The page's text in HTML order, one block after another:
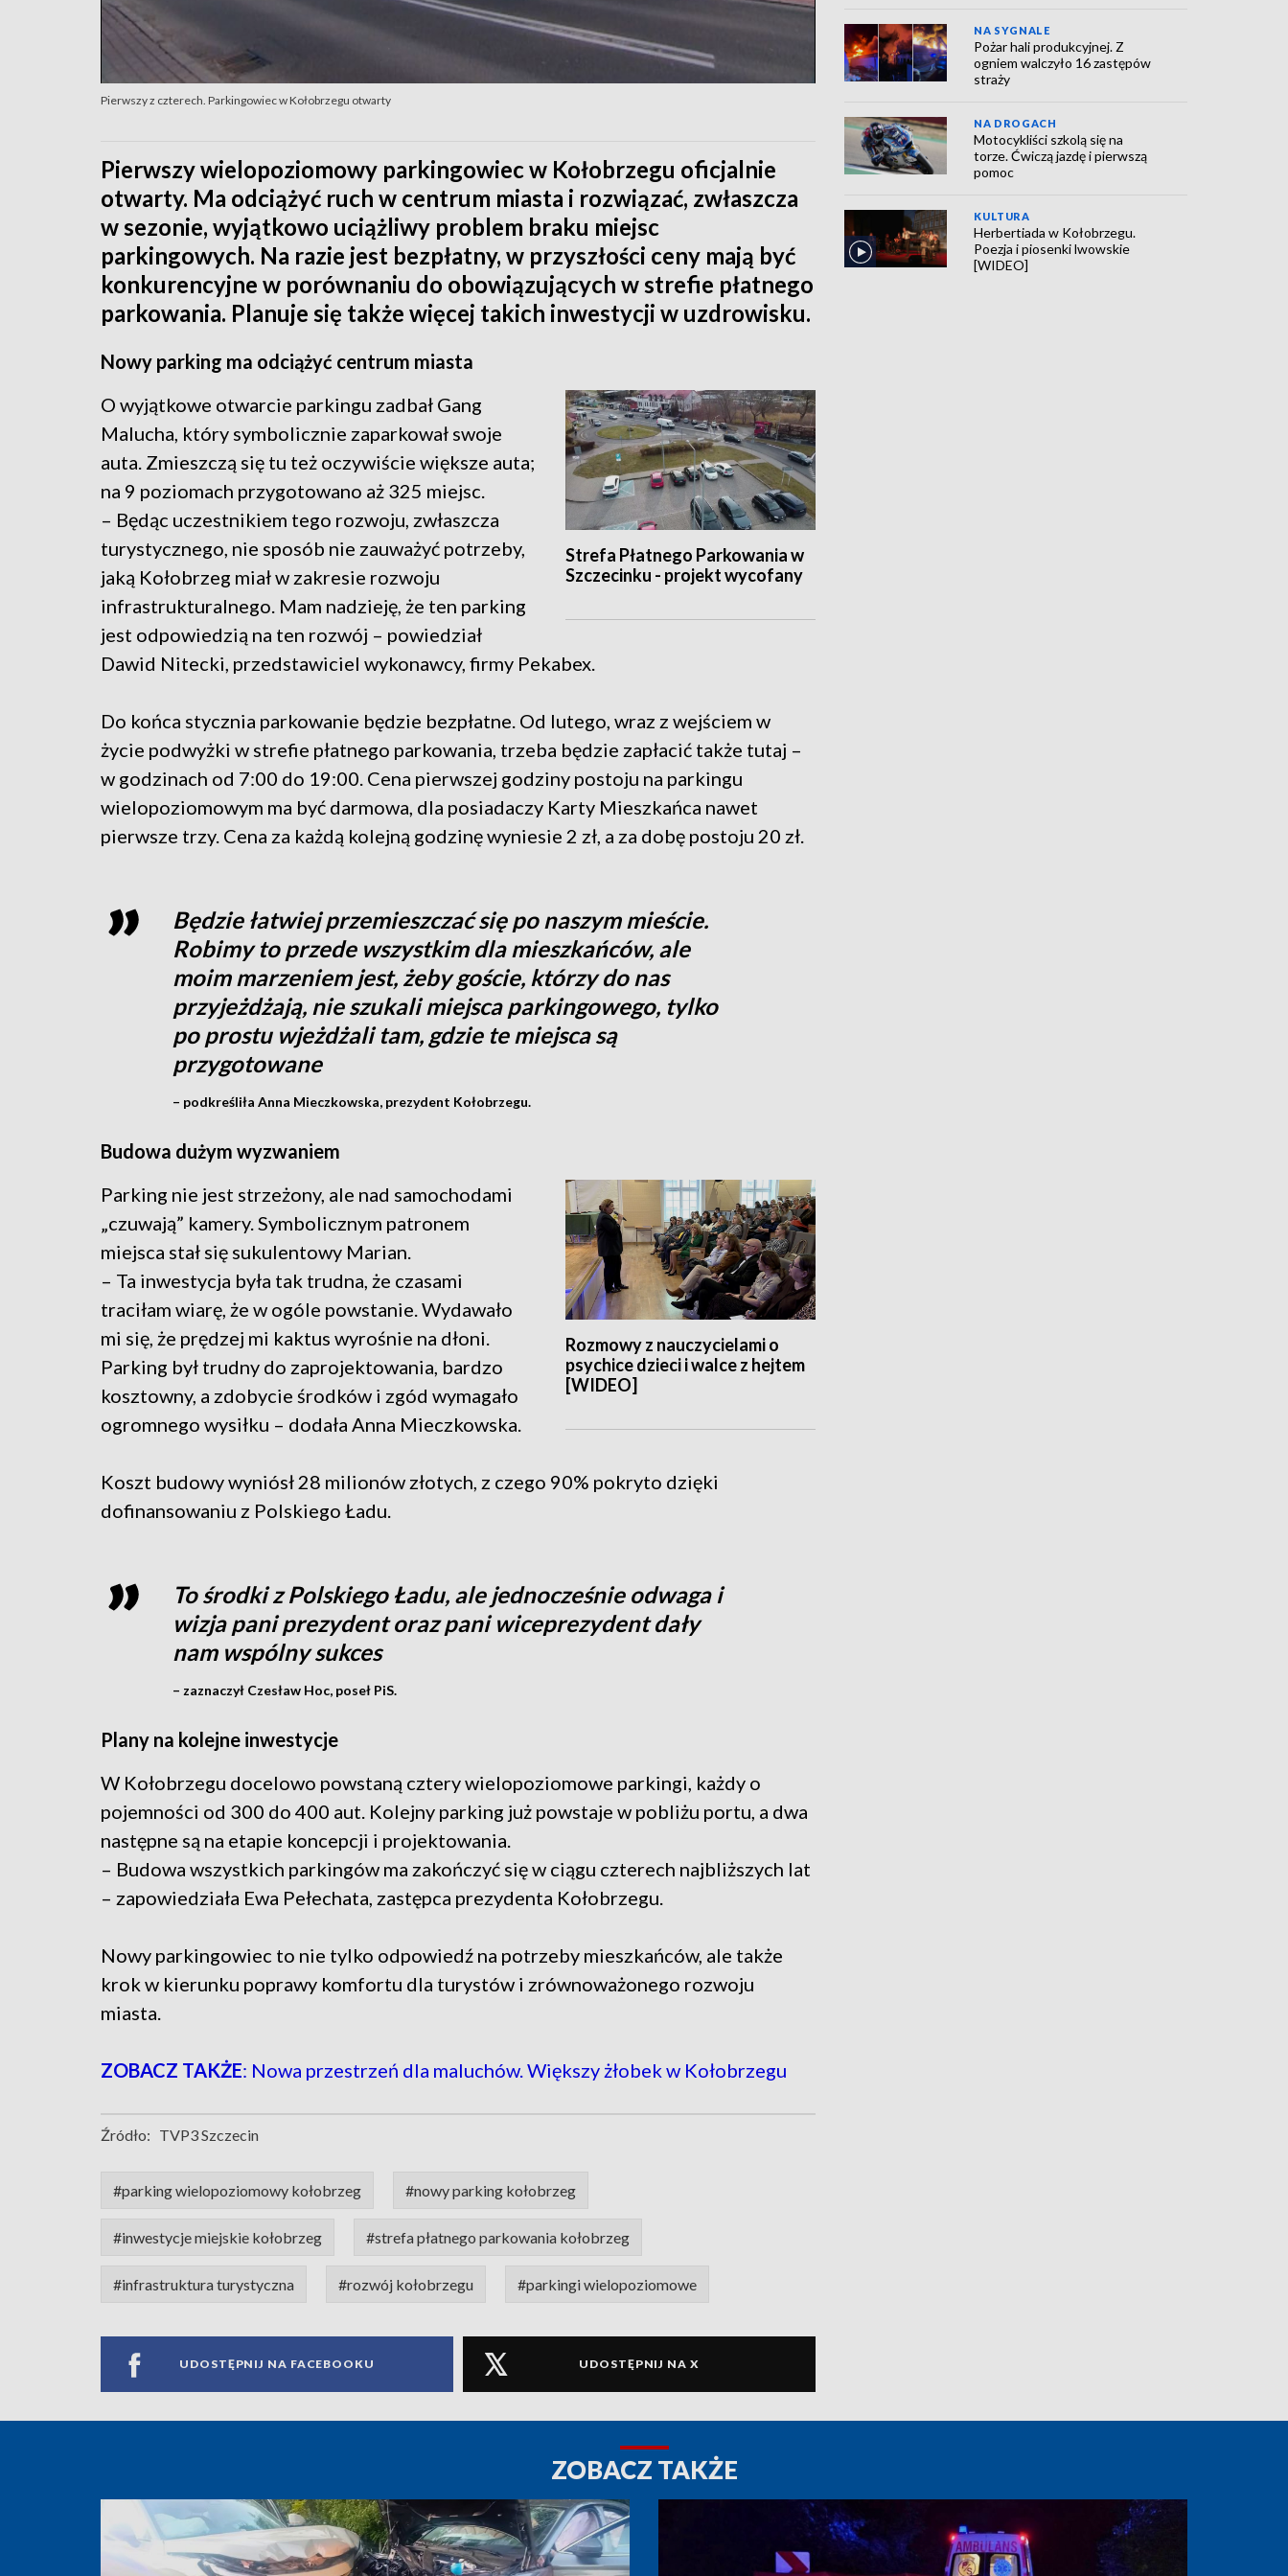
Pierwszy z czterech. Parkingowiec w Kołobrzegu otwarty
Pierwszy wielopoziomowy parkingowiec w Kołobrzegu oficjalnie
otwarty. Ma odciążyć ruch w centrum miasta i rozwiązać, zwłaszcza
w sezonie, wyjątkowo uciążliwy problem braku miejsc
parkingowych. Na razie jest bezpłatny, w przyszłości ceny mają być
konkurencyjne w porównaniu do obowiązujących w strefie płatnego
parkowania. Planuje się także więcej takich inwestycji w uzdrowisku.
Nowy parking ma odciążyć centrum miasta
Strefa Płatnego Parkowania w
Szczecinku - projekt wycofany
O wyjątkowe otwarcie parkingu zadbał Gang
Malucha, który symbolicznie zaparkował swoje
auta. Zmieszczą się tu też oczywiście większe auta;
na 9 poziomach przygotowano aż 325 miejsc.
– Będąc uczestnikiem tego rozwoju, zwłaszcza
turystycznego, nie sposób nie zauważyć potrzeby,
jaką Kołobrzeg miał w zakresie rozwoju
infrastrukturalnego. Mam nadzieję, że ten parking
jest odpowiedzią na ten rozwój – powiedział
Dawid Nitecki, przedstawiciel wykonawcy, firmy Pekabex.
Do końca stycznia parkowanie będzie bezpłatne. Od lutego, wraz z wejściem w
życie podwyżki w strefie płatnego parkowania, trzeba będzie zapłacić także tutaj –
w godzinach od 7:00 do 19:00. Cena pierwszej godziny postoju na parkingu
wielopoziomowym ma być darmowa, dla posiadaczy Karty Mieszkańca nawet
pierwsze trzy. Cena za każdą kolejną godzinę wyniesie 2 zł, a za dobę postoju 20 zł.
Będzie łatwiej przemieszczać się po naszym mieście.
Robimy to przede wszystkim dla mieszkańców, ale
moim marzeniem jest, żeby goście, którzy do nas
przyjeżdżają, nie szukali miejsca parkingowego, tylko
po prostu wjeżdżali tam, gdzie te miejsca są
przygotowane
– podkreśliła Anna Mieczkowska, prezydent Kołobrzegu.
Budowa dużym wyzwaniem
Rozmowy z nauczycielami o
psychice dzieci i walce z hejtem
[WIDEO]
Parking nie jest strzeżony, ale nad samochodami
„czuwają” kamery. Symbolicznym patronem
miejsca stał się sukulentowy Marian.
– Ta inwestycja była tak trudna, że czasami
traciłam wiarę, że w ogóle powstanie. Wydawało
mi się, że prędzej mi kaktus wyrośnie na dłoni.
Parking był trudny do zaprojektowania, bardzo
kosztowny, a zdobycie środków i zgód wymagało
ogromnego wysiłku – dodała Anna Mieczkowska.
Koszt budowy wyniósł 28 milionów złotych, z czego 90% pokryto dzięki
dofinansowaniu z Polskiego Ładu.
To środki z Polskiego Ładu, ale jednocześnie odwaga i
wizja pani prezydent oraz pani wiceprezydent dały
nam wspólny sukces
– zaznaczył Czesław Hoc, poseł PiS.
Plany na kolejne inwestycje
W Kołobrzegu docelowo powstaną cztery wielopoziomowe parkingi, każdy o
pojemności od 300 do 400 aut. Kolejny parking już powstaje w pobliżu portu, a dwa
następne są na etapie koncepcji i projektowania.
– Budowa wszystkich parkingów ma zakończyć się w ciągu czterech najbliższych lat
– zapowiedziała Ewa Pełechata, zastępca prezydenta Kołobrzegu.
Nowy parkingowiec to nie tylko odpowiedź na potrzeby mieszkańców, ale także
krok w kierunku poprawy komfortu dla turystów i zrównoważonego rozwoju
miasta.
ZOBACZ TAKŻE: Nowa przestrzeń dla maluchów. Większy żłobek w Kołobrzegu
Źródło: TVP3 Szczecin
#parking wielopoziomowy kołobrzeg #nowy parking kołobrzeg
#inwestycje miejskie kołobrzeg #strefa płatnego parkowania kołobrzeg
#infrastruktura turystyczna #rozwój kołobrzegu #parkingi wielopoziomowe
UDOSTĘPNIJ NA FACEBOOKU UDOSTĘPNIJ NA X
NA SYGNALE
Pożar hali produkcyjnej. Z
ogniem walczyło 16 zastępów
straży
NA DROGACH
Motocykliści szkolą się na
torze. Ćwiczą jazdę i pierwszą
pomoc
KULTURA
Herbertiada w Kołobrzegu.
Poezja i piosenki lwowskie
[WIDEO]
ZOBACZ TAKŻE